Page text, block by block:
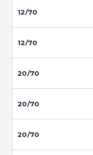
12/70
12/70
20/70
20/70
20/70